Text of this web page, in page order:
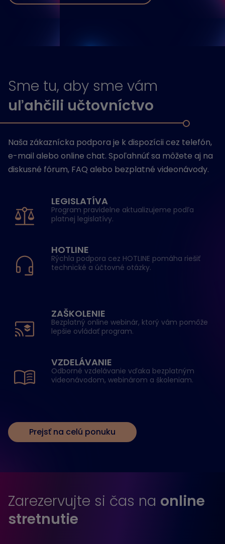
Sme tu, aby sme vám
uľahčili učtovníctvo
Naša zákaznícka podpora je k dispozícii cez telefón,
e-mail alebo online chat. Spoľahnúť sa môžete aj na
diskusné fórum, FAQ alebo bezplatné videonávody.
LEGISLATÍVA
Program pravidelne aktualizujeme podľa
platnej legislatívy.
HOTLINE
Rýchla podpora cez HOTLINE pomáha riešiť
technické a účtovné otázky.
ZAŠKOLENIE
Bezplatný online webinár, ktorý vám pomôže
lepšie ovládať program.
VZDELÁVANIE
Odborné vzdelávanie vďaka bezplatným
videonávodom, webinárom a školeniam.
Prejsť na celú ponuku
Zarezervujte si čas na online
stretnutie